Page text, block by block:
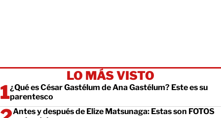
LO MÁS VISTO
¿Qué es César Gastélum de Ana Gastélum? Este es su
parentesco
Antes y después de Elize Matsunaga: Estas son FOTOS